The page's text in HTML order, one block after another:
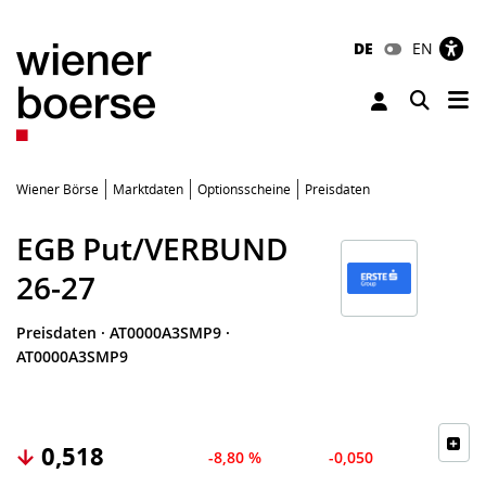
DE EN
Toggle
Wiener Börse Marktdaten Optionsscheine Preisdaten
EGB Put/VERBUND
26-27
Preisdaten · AT0000A3SMP9 ·
AT0000A3SMP9
0,518 -8,80 % -0,050